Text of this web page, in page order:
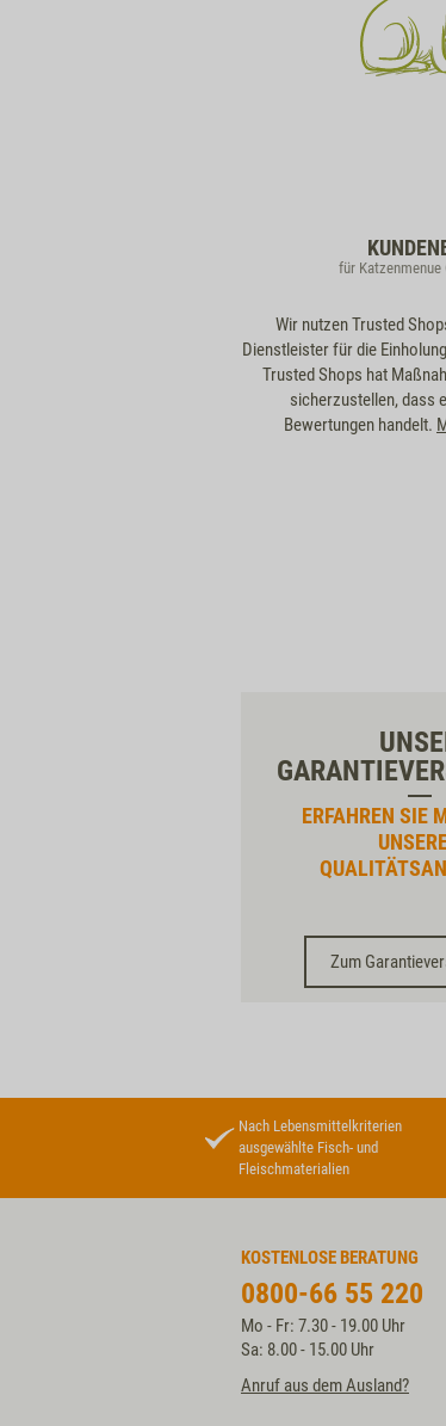
für Katzenmenue
Wir nutzen Trusted
Dienstleister für die
Trusted Shops hat
sicherzustellen, dass
Bewertungen handelt.
ERFAHREN SIE
Zum
Nach Lebensmittelkriterien
ausgewählte Fisch- und
Fleischmaterialien
KOSTENLOSE BERATUNG
0800-66 55 220
Mo - Fr: 7.30 - 19.00 Uhr
Sa: 8.00 - 15.00 Uhr
Anruf aus dem Ausland?